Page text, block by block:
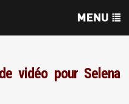
vidéo pour Selena